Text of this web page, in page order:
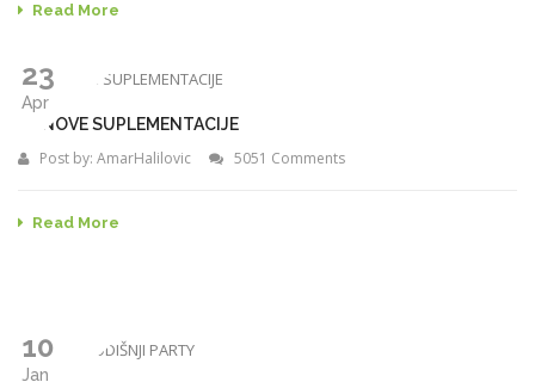
Read More
23
Apr
OSNOVE SUPLEMENTACIJE
Post by: AmarHalilovic 5051 Comments
Read More
10
Jan